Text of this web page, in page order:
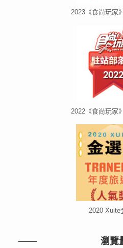
2023《食尚玩家
2022《食尚玩家
2020 Xuite
瀏覽